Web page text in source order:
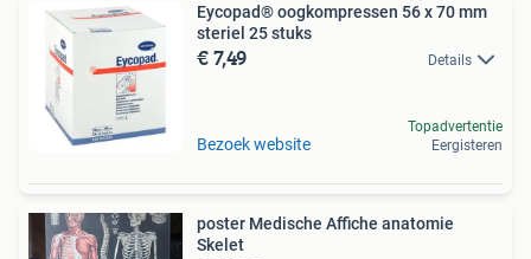
Eycopad® oogkompressen 56 x 70 mm
steriel 25 stuks
€ 7,49 Details
Bezoek website
Topadvertentie
Eergisteren
poster Medische Affiche anatomie
Skelet